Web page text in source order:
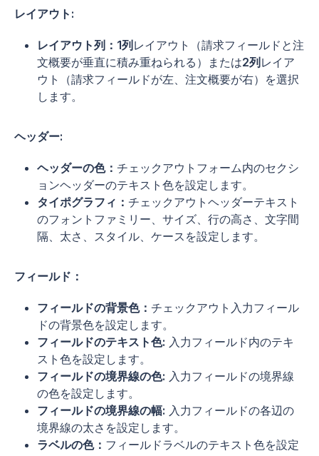
レイアウト:
レイアウト列： 1列 レイアウト（請求フィールドと注
文概要が垂直に積み重ねられる）または2列 レイア
ウト（請求フィールドが左、注文概要が右）を選択
します。
ヘッダー:
ヘッダーの色： チェックアウトフォーム内のセクシ
ョンヘッダーのテキスト色を設定します。
タイポグラフィ： チェックアウトヘッダーテキスト
のフォントファミリー、サイズ、行の高さ、文字間
隔、太さ、スタイル、ケースを設定します。
フィールド：
フィールドの背景色： チェックアウト入力フィール
ドの背景色を設定します。
フィールドのテキスト色: 入力フィールド内のテキ
スト色を設定します。
フィールドの境界線の色: 入力フィールドの境界線
の色を設定します。
フィールドの境界線の幅: 入力フィールドの各辺の
境界線の太さを設定します。
ラベルの色： フィールドラベルのテキスト色を設定